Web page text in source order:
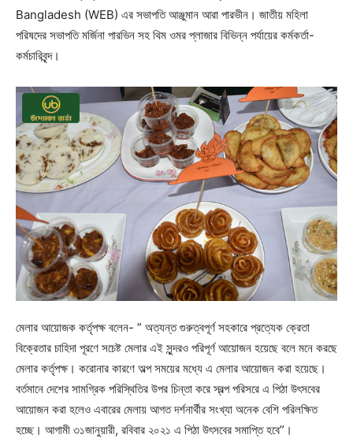
Bangladesh (WEB) এর সভাপতি আঞ্জুমান আরা পারভীন। জাতীয় মহিলা
পরিষদের সভাপতি মর্জিনা পারভিন সহ থিম ওমর প্লাজার বিভিন্ন পর্যায়ের কর্মকর্তা-
কর্মচারিবৃন্দ।
মেলার আয়োজক কর্তৃপক্ষ বলেন- ” অত্যন্ত গুরুত্বপূর্ণ সহকারে প্রত্যেক ক্রেতা
বিক্রেতার চাহিদা পূরণে সচেষ্ট মেলার এই সুন্দরও পরিপূর্ণ আয়োজন হয়েছে বলে মনে করছে
মেলার কর্তৃপক্ষ। করোনার কারণে অল্প সময়ের মধ্যে এ মেলার আয়োজন করা হয়েছে।
বর্তমানে দেশের সামগ্রিক পরিস্থিতির উপর চিন্তা করে স্বল্প পরিসরে এ পিঠা উৎসবের
আয়োজন করা হলেও এবারের মেলায় আগত দর্শনার্থীর সংখ্যা অনেক বেশি পরিলক্ষিত
হচ্ছে। আগামী ৩১জানুয়ারী, রবিবার ২০২১ এ পিঠা উৎসবের সমাপ্তি হবে”।